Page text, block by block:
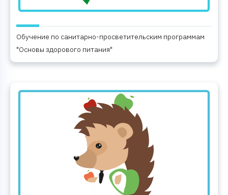
Обучение по санитарно-просветительским программам
"Основы здорового питания"